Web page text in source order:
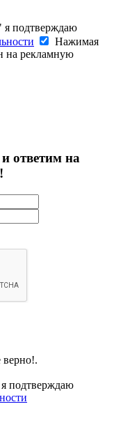
я подтверждаю
Нажимая
на рекламную
ответим на
верно!.
подтверждаю